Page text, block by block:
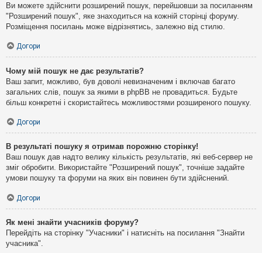
Ви можете здійснити розширений пошук, перейшовши за посиланням
"Розширений пошук", яке знаходиться на кожній сторінці форуму.
Розміщення посилань може відрізнятись, залежно від стилю.
Догори
Чому мій пошук не дає результатів?
Ваш запит, можливо, був доволі невизначеним і включав багато
загальних слів, пошук за якими в phpBB не провадиться. Будьте
більш конкретні і скористайтесь можливостями розширеного пошуку.
Догори
В результаті пошуку я отримав порожню сторінку!
Ваш пошук дав надто велику кількість результатів, які веб-сервер не
зміг обробити. Використайте "Розширений пошук", точніше задайте
умови пошуку та форуми на яких він повинен бути здійснений.
Догори
Як мені знайти учасників форуму?
Перейдіть на сторінку "Учасники" і натисніть на посилання "Знайти
учасника".